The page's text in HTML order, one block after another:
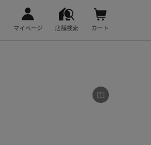
マイページ 店舗検索 カート